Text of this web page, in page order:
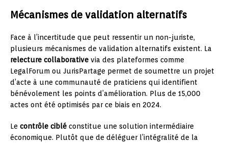
Mécanismes de validation alternatifs
Face à l’incertitude que peut ressentir un non-juriste,
plusieurs mécanismes de validation alternatifs existent. La
relecture collaborative via des plateformes comme
LegalForum ou JurisPartage permet de soumettre un projet
d’acte à une communauté de praticiens qui identifient
bénévolement les points d’amélioration. Plus de 15,000
actes ont été optimisés par ce biais en 2024.
Le contrôle ciblé constitue une solution intermédiaire
économique. Plutôt que de déléguer l’intégralité de la